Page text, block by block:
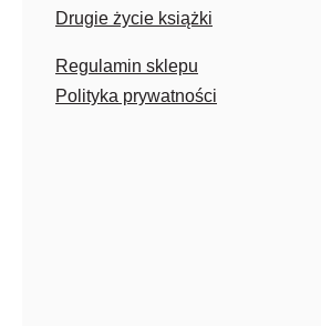
Drugie życie książki
Regulamin sklepu
Polityka prywatności